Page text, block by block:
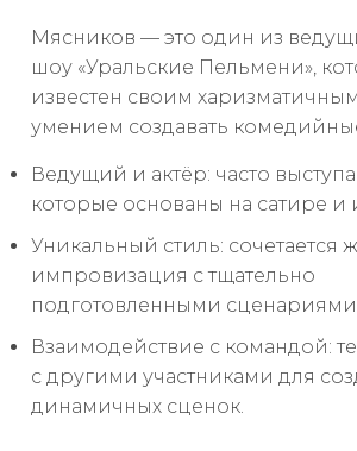
Мясников — это один из
шоу «Уральские Пельмени»,
известен своим
умением создавать
Ведущий и актёр: часто
которые основаны на сатире и
Уникальный стиль: сочетается
импровизация с тщательно
подготовленными
Взаимодействие с командой:
с другими участниками для
динамичных сценок.